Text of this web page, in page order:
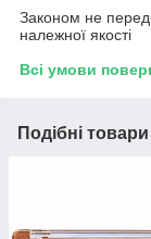
Законом не
належної якості
Всі умови
Подібні